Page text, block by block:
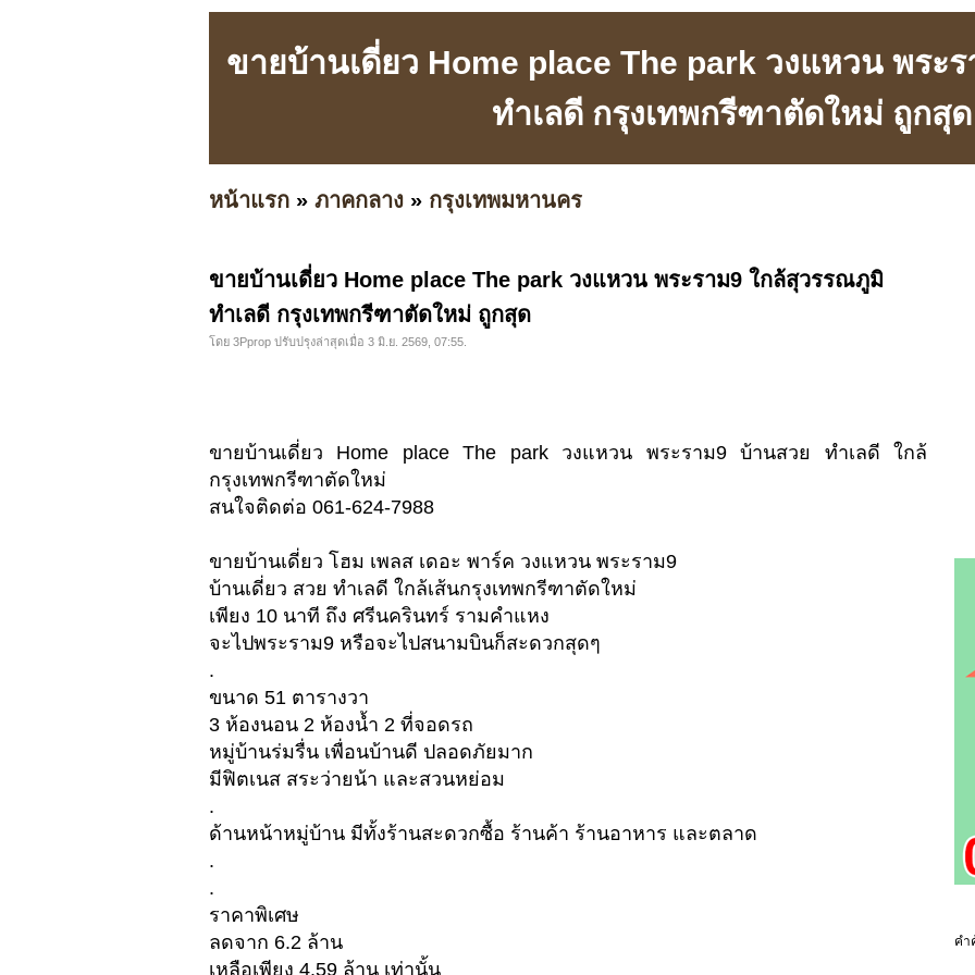
ขายบ้านเดี่ยว Home place The park วงแหวน พระ
ทำเลดี กรุงเทพกรีฑาตัดใหม่ ถูกสุด
หน้าแรก » ภาคกลาง » กรุงเทพมหานคร
ขายบ้านเดี่ยว Home place The park วงแหวน พระราม9 ใกล้สุวรรณภูมิ
ทำเลดี กรุงเทพกรีฑาตัดใหม่ ถูกสุด
โดย 3Pprop ปรับปรุงล่าสุดเมื่อ 3 มิ.ย. 2569, 07:55.
ขายบ้านเดี่ยว Home place The park วงแหวน พระราม9 บ้านสวย ทำเลดี ใกล้
กรุงเทพกรีฑาตัดใหม่
สนใจติดต่อ 061-624-7988
ขายบ้านเดี่ยว โฮม เพลส เดอะ พาร์ค วงแหวน พระราม9
บ้านเดี่ยว สวย ทำเลดี ใกล้เส้นกรุงเทพกรีฑาตัดใหม่
เพียง 10 นาที ถึง ศรีนครินทร์ รามคำแหง
จะไปพระราม9 หรือจะไปสนามบินก็สะดวกสุดๆ
.
ขนาด 51 ตารางวา
3 ห้องนอน 2 ห้องน้ำ 2 ที่จอดรถ
หมู่บ้านร่มรื่น เพื่อนบ้านดี ปลอดภัยมาก
มีฟิตเนส สระว่ายน้า และสวนหย่อม
.
ด้านหน้าหมู่บ้าน มีทั้งร้านสะดวกซื้อ ร้านค้า ร้านอาหาร และตลาด
.
.
ราคาพิเศษ
ลดจาก 6.2 ล้าน
เหลือเพียง 4.59 ล้าน เท่านั้น
คำ